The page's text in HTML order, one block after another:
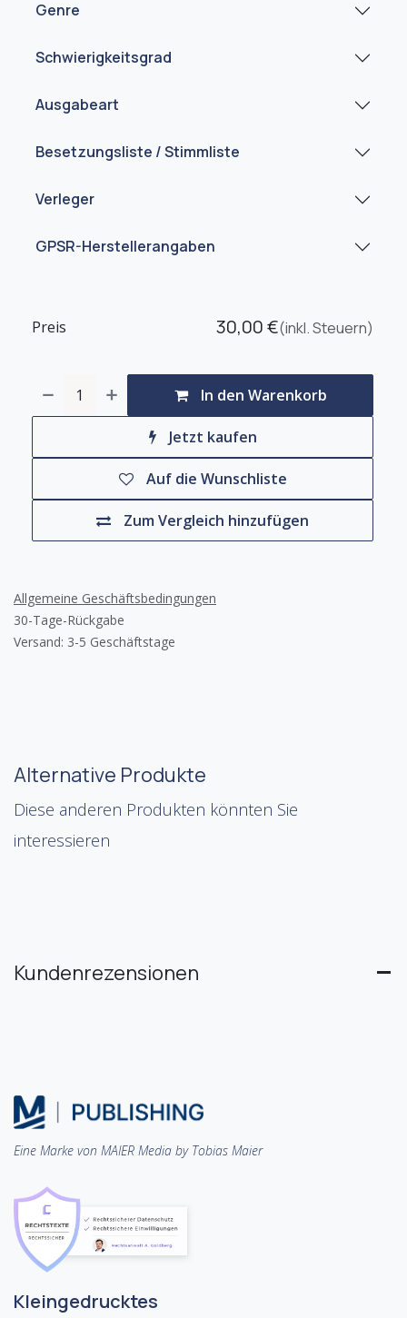
Genre
Schwierigkeitsgrad
Ausgabeart
Besetzungsliste / Stimmliste
Verleger
GPSR-Herstellerangaben
In den Warenkorb
Jetzt kaufen
Zum Vergleich hinzufügen
Auf die Wunschliste
Preis 30,00€(inkl. Steuern)
Allgemeine Geschäftsbedingungen
30-Tage-Rückgabe
Versand: 3-5 Geschäftstage
Alternative Produkte
Diese anderen Produkten könnten Sie
interessieren
Kundenrezensionen
Eine Marke von MAIER Media by Tobias Maier
Kleingedrucktes